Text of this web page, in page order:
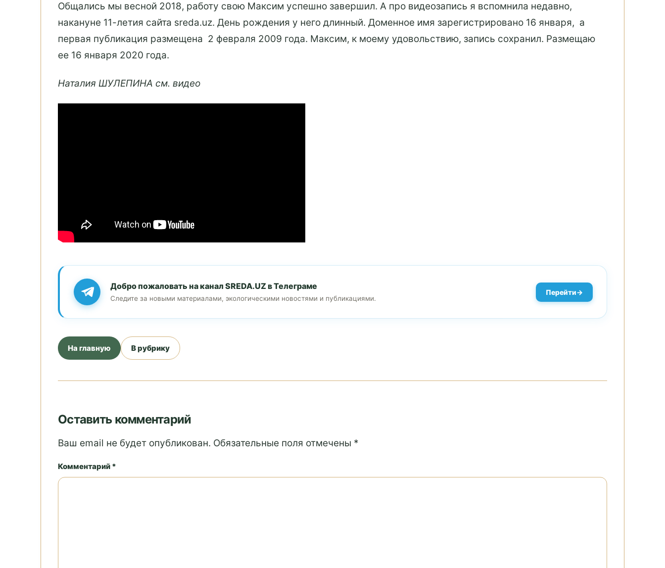
Общались мы весной 2018, работу свою Максим успешно завершил. А про видеозапись я вспомнила недавно,
накануне 11-летия сайта sreda.uz. День рождения у него длинный. Доменное имя зарегистрировано 16 января, а
первая публикация размещена 2 февраля 2009 года. Максим, к моему удовольствию, запись сохранил. Размещаю
ее 16 января 2020 года.
Наталия ШУЛЕПИНА см. видео
Добро пожаловать на канал SREDA.UZ в Телеграме
Следите за новыми материалами, экологическими новостями и публикациями.
Перейти
На главную В рубрику
Оставить комментарий
Ваш email не будет опубликован. Обязательные поля отмечены *
Комментарий *